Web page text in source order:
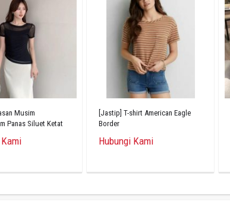
Musim
Panas Siluet Ketat
[Jastip] T-shirt American Eagle
Border
Hubungi Kami